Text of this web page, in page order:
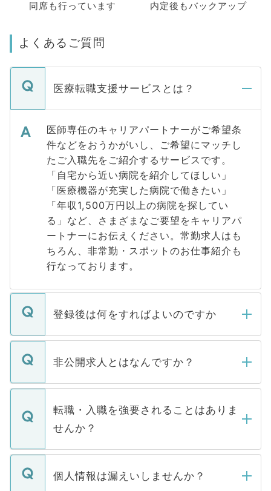
同席も行っています
内定後もバックアップ
よくあるご質問
医療転職支援サービスとは？
医師専任のキャリアパートナーがご希望条
件などをおうかがいし、ご希望にマッチし
たご入職先をご紹介するサービスです。
「自宅から近い病院を紹介してほしい」
「医療機器が充実した病院で働きたい」
「年収1,500万円以上の病院を探してい
る」など、さまざまなご要望をキャリアパ
ートナーにお伝えください。常勤求人はも
ちろん、非常勤・スポットのお仕事紹介も
行なっております。
登録後は何をすればよいのですか
ご登録いただきましたら、弊社担当者がご
登録内容を確認し、その後メールもしくは
ます。通常、5営業日以内にはご連絡をせて
いただきますので、しばらくお待ちくださ
非公開求人とはなんですか？
マイナビDOCTORで取り扱っている求人の
うち約3割は、Webサイトからご覧いただ
けない「非公開求人」です。非公開求人は
下記の理由によって、一般には公開してい
ません。
■応募殺到を避けるため 人気のある医療機
転職・入職を強要されることはありま
せんか？
転職・入職を強要することは一切ありませ
ん。また、仮に応募先から内定をいただい
個人情報は漏えいしませんか？